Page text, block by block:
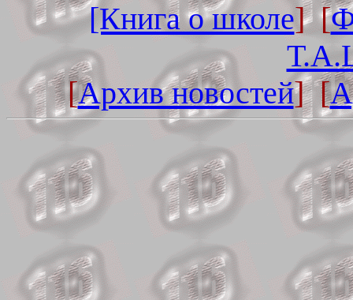
[Книга о школе] [
[Архив новостей] [